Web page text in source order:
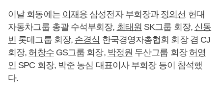
이날 회동에는 이재용 삼성전자 부회장과 정의선 현대
자동차그룹 총괄 수석부회장, 최태원 SK그룹 회장, 신동
빈 롯데그룹 회장, 손경식 한국경영자총협회 회장 겸 CJ
회장,허창수GS그룹 회장, 박정원 두산그룹 회장허영
인 SPC 회장, 박준 농심 대표이사 부회장 등이 참석했
다.